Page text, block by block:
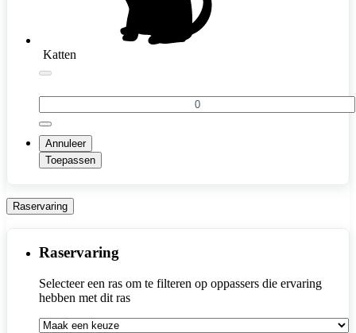
Katten
Annuleer
Toepassen
Raservaring
Raservaring
Selecteer een ras om te filteren op oppassers die ervaring
hebben met dit ras